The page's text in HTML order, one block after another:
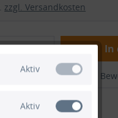
zzgl. Versandkosten
In
Merken
HO1126
Aktiv
Aktiv